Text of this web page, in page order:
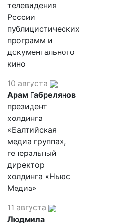
телевидения
России
публицистических
программ и
документального
кино
10 августа
Арам Габрелянов
президент
холдинга
«Балтийская
медиа группа»,
генеральный
директор
холдинга «Ньюс
Медиа»
11 августа
Людмила